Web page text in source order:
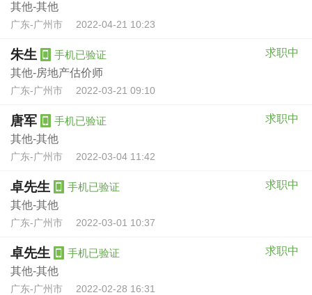
其他-其他
广东-广州市 2022-04-21 10:23
朱生 手机已验证
求职中
其他-房地产估价师
广东-广州市 2022-03-21 09:10
唐军 手机已验证
求职中
其他-其他
广东-广州市 2022-03-04 11:42
卓先生 手机已验证
求职中
其他-其他
广东-广州市 2022-03-01 10:37
卓先生 手机已验证
求职中
其他-其他
广东-广州市 2022-02-28 16:31